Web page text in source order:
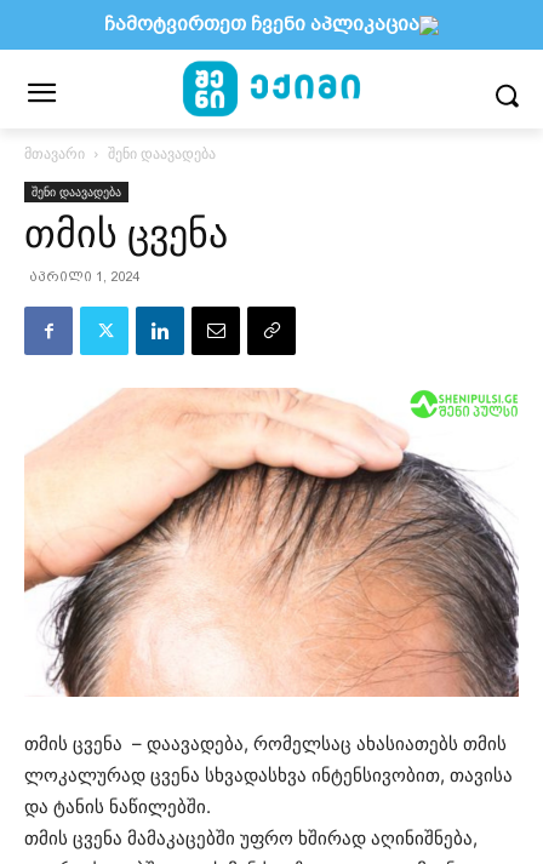
მთავარი შენი დაავადება
შენი დაავადება
თმის ცვენა
აპრილი 1, 2024
თმის ცვენა – დაავადება, რომელსაც ახასიათებს თმის
ლოკალურად ცვენა სხვადასხვა ინტენსივობით, თავისა
და ტანის ნაწილებში.
თმის ცვენა მამაკაცებში უფრო ხშირად აღინიშნება,
ჩამოტვირთეთ ჩვენი აპლიკაცია